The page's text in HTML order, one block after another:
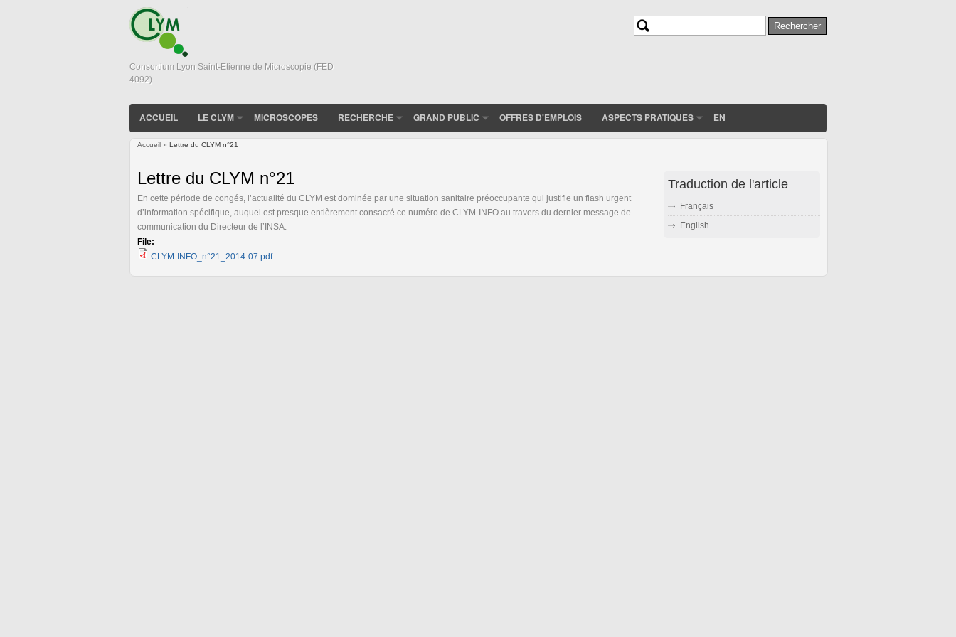
Consortium Lyon Saint-Etienne de Microscopie (FED
4092)
Rechercher
ACCUEIL LE CLYM MICROSCOPES RECHERCHE GRAND PUBLIC OFFRES D'EMPLOIS ASPECTS PRATIQUES EN
Accueil » Lettre du CLYM n°21
Lettre du CLYM n°21
En cette période de congés, l’actualité du CLYM est dominée par une situation sanitaire préoccupante qui justifie un flash urgent
d’information spécifique, auquel est presque entièrement consacré ce numéro de CLYM-INFO au travers du dernier message de
communication du Directeur de l’INSA.
File:
CLYM-INFO_n°21_2014-07.pdf
Traduction de l'article
Français
English